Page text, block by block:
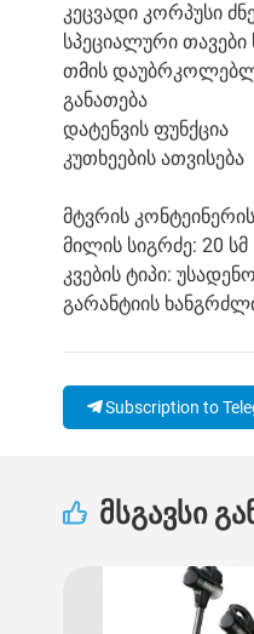
კეცვადი კორპუსი
სპეციალური თავები
თმის
განათება
დატენვის ფუნქცია
კუთხეების ათვისება
მტვრის
მილის სიგრძე: 20 სმ
კვების ტიპი: უსადენო
გარანტიის
Subscription to
მსგავსი